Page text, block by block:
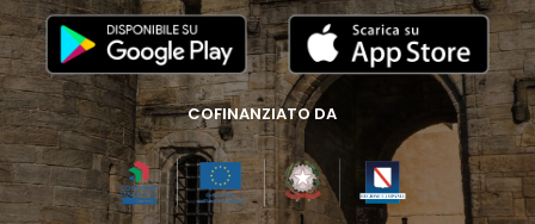
COFINANZIATO DA